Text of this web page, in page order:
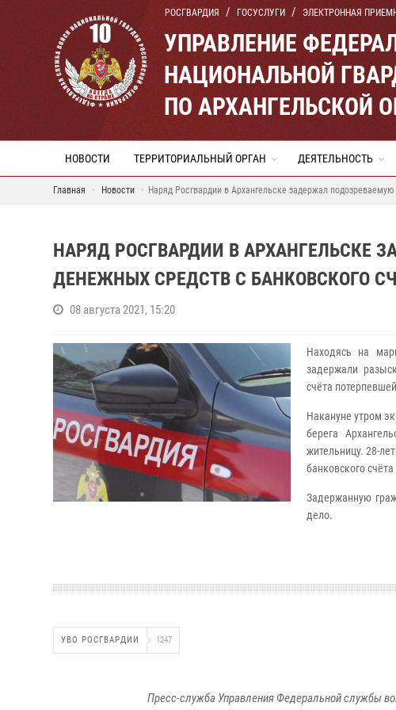
РОСГВАРДИЯ ГОСУСЛУГИ ЭЛЕКТРОННАЯ
УПРАВЛЕНИЕ
НАЦИОНАЛЬНОЙ
ПО АРХАНГЕЛЬСКОЙ
НОВОСТИ ТЕРРИТОРИАЛЬНЫЙ ОРГАН ДЕЯТЕЛЬНОСТЬ
Главная Новости Наряд Росгвардии в Архангельске задержал
НАРЯД РОСГВАРДИИ В АРХАНГЕЛЬСКЕ
ДЕНЕЖНЫХ СРЕДСТВ С БАНКОВСКОГО
08 августа 2021, 15:20
Находясь на
задержали
счёта
Накануне утром
берега
жительницу. 28-
банковского
Задержанную
дело.
УВО РОСГВАРДИИ 1247
Пресс-служба Управления Федеральной службы